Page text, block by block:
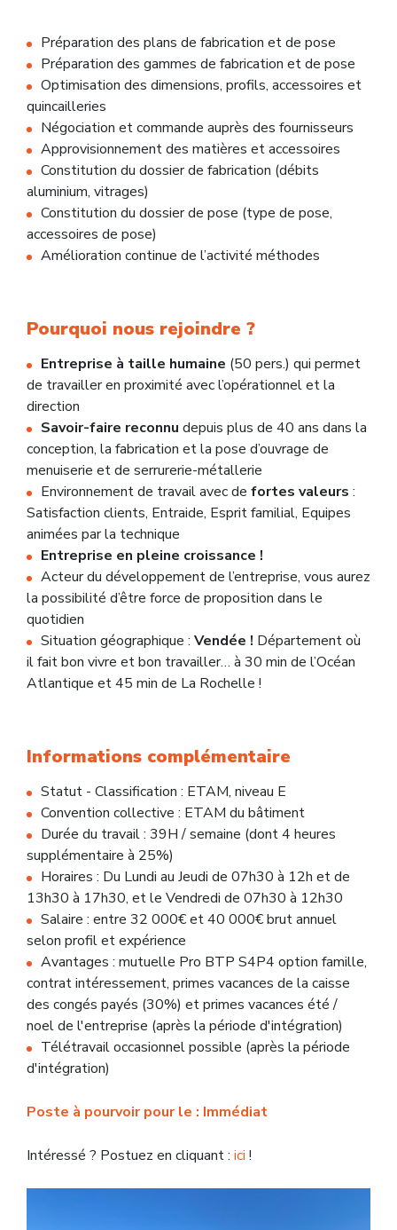
Préparation des plans de fabrication et de pose
Préparation des gammes de fabrication et de pose
Optimisation des dimensions, profils, accessoires et
quincailleries
Négociation et commande auprès des fournisseurs
Approvisionnement des matières et accessoires
Constitution du dossier de fabrication (débits
aluminium, vitrages)
Constitution du dossier de pose (type de pose,
accessoires de pose)
Amélioration continue de l’activité méthodes
Pourquoi nous rejoindre ?
Entreprise à taille humaine (50 pers.) qui permet
de travailler en proximité avec l’opérationnel et la
direction
Savoir-faire reconnu depuis plus de 40 ans dans la
conception, la fabrication et la pose d’ouvrage de
menuiserie et de serrurerie-métallerie
Environnement de travail avec de fortes valeurs :
Satisfaction clients, Entraide, Esprit familial, Equipes
animées par la technique
Entreprise en pleine croissance !
Acteur du développement de l’entreprise, vous aurez
la possibilité d’être force de proposition dans le
quotidien
Situation géographique : Vendée ! Département où
il fait bon vivre et bon travailler… à 30 min de l’Océan
Atlantique et 45 min de La Rochelle !
Informations complémentaire
Statut - Classification : ETAM, niveau E
Convention collective : ETAM du bâtiment
Durée du travail : 39H / semaine (dont 4 heures
supplémentaire à 25%)
Horaires : Du Lundi au Jeudi de 07h30 à 12h et de
13h30 à 17h30, et le Vendredi de 07h30 à 12h30
Salaire : entre 32 000€ et 40 000€ brut annuel
selon profil et expérience
Avantages : mutuelle Pro BTP S4P4 option famille,
contrat intéressement, primes vacances de la caisse
des congés payés (30%) et primes vacances été /
noel de l'entreprise (après la période d'intégration)
Télétravail occasionnel possible (après la période
d'intégration)
Poste à pourvoir pour le : Immédiat
Intéressé ? Postuez en cliquant : ici !